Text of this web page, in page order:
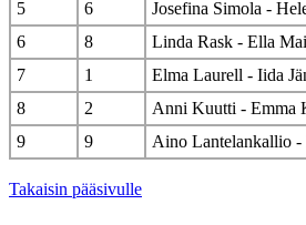
5
6
Josefina Simola -
6
8
Linda Rask - Ella
7
1
Elma Laurell - Iida
8
2
Anni Kuutti - Emma
9
9 Aino Lantelankallio -
Takaisin pääsivulle